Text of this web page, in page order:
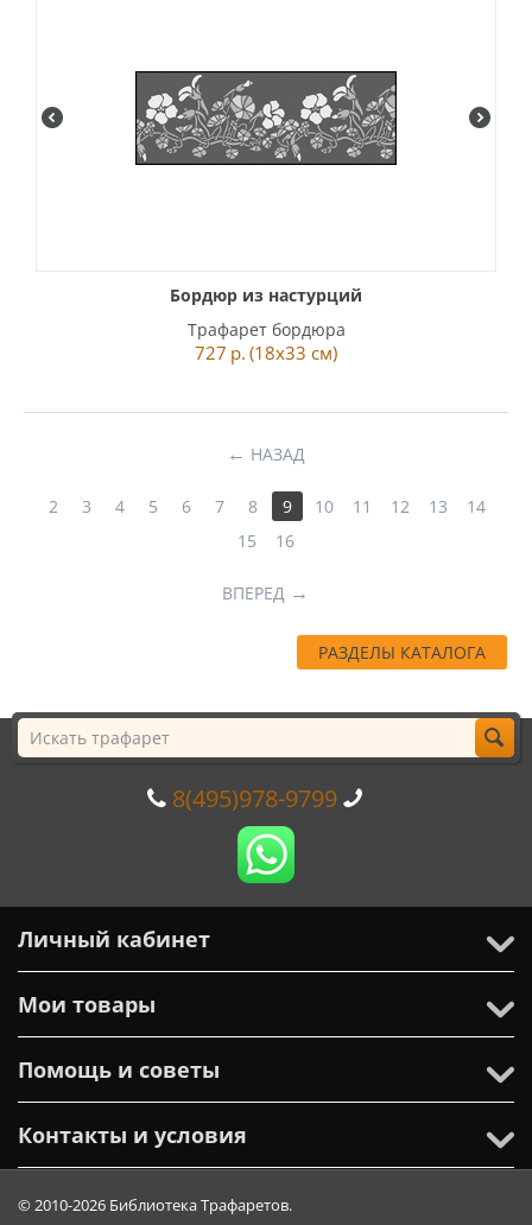
Бордюр из настурций
Трафарет бордюра
727 р. (18x33 см)
НАЗАД
2 3 4 5 6 7 8 9 10 11 12 13
14
15
16
ВПЕРЕД
РАЗДЕЛЫ КАТАЛОГА
8(495)978-9799
Личный кабинет
Мои товары
Помощь и советы
Контакты и условия
© 2010-2026 Библиотека Трафаретов.